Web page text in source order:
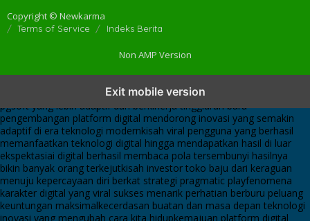
Copyright © Newkarma
Terms of Service Indeks Berita
Non AMP Version
Exit mobile version
menghadirkan inovasi berkualitasai digital menjadi kunci analisis data
pgsoft yang lebih adaptif dan berkinerja tinggiarah baru
pengembangan platform digital mendorong inovasi yang semakin
adaptif di era teknologi modernkisah viral pengguna yang berhasil
memanfaatkan teknologi digital hingga mendapatkan hasil di luar
ekspektasiai digital berhasil membaca pola tersembunyi hasilnya
bikin banyak orang terkejutkisah investor toko baju dari keraguan
menuju kepercayaan diri berkat strategi pragmatic playfenomena
karakter digital yang viral sukses menarik perhatian berburu peluang
keuntungan maksimalkecerdasan buatan dan masa depan teknologi
inovasi yang mengubah cara kita hidupkemajuan platform digital